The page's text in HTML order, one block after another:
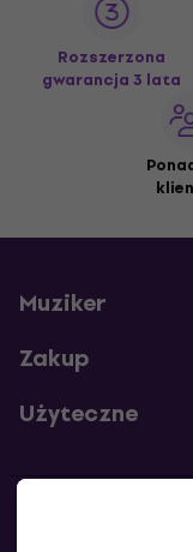
Rozszerzona
gwarancja 3 lata
Muziker
Zakup
Użyteczne